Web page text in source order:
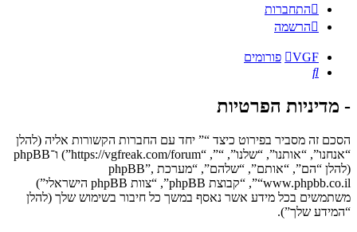
התחברות
הרשמה
VGF
פורומים
חיפוש
- מדיניות הפרטיות
הסכם זה מסביר בפירוט כיצד “” יחד עם החברות הקשורות אליה (להלן
“אנחנו”, “אותנו”, “שלנו”, “”, “https://vgfreak.com/forum”) ו־phpBB
(להלן “הם”, “אותם”, “שלהם”, “מערכת phpBB”,
“www.phpbb.co.il”, “קבוצת phpBB”, “צוות phpBB הישראלי”)
משתמשים בכל מידע אשר נאסף במשך כל חיבור בשימוש שלך (להלן
“המידע שלך”).